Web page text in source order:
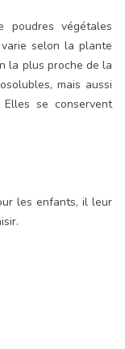
végétales
selon la plante
la plus proche de la
mais aussi
se conservent
les enfants, il leur